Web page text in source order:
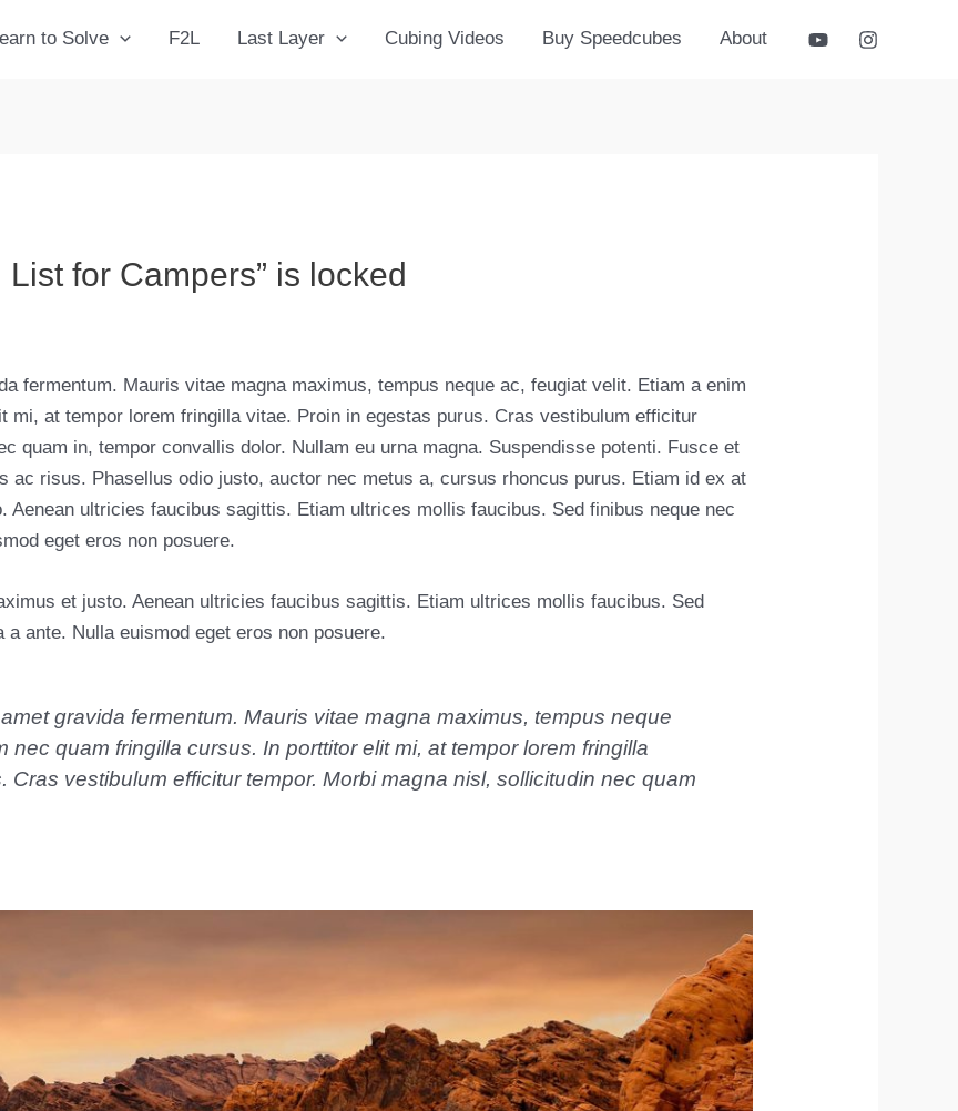
to Solve F2L Last Layer Cubing Videos Buy Speedcubes About
for Campers” is locked
fermentum. Mauris vitae magna maximus, tempus neque ac, feugiat velit. Etiam a enim
mi, at tempor lorem fringilla vitae. Proin in egestas purus. Cras vestibulum efficitur
quam in, tempor convallis dolor. Nullam eu urna magna. Suspendisse potenti. Fusce et
ac risus. Phasellus odio justo, auctor nec metus a, cursus rhoncus purus. Etiam id ex at
Aenean ultricies faucibus sagittis. Etiam ultrices mollis faucibus. Sed finibus neque nec
eget eros non posuere.
et justo. Aenean ultricies faucibus sagittis. Etiam ultrices mollis faucibus. Sed
ante. Nulla euismod eget eros non posuere.
gravida fermentum. Mauris vitae magna maximus, tempus neque
nec quam fringilla cursus. In porttitor elit mi, at tempor lorem fringilla
Cras vestibulum efficitur tempor. Morbi magna nisl, sollicitudin nec quam